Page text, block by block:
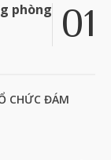
phòng
CHỨC ĐÁM